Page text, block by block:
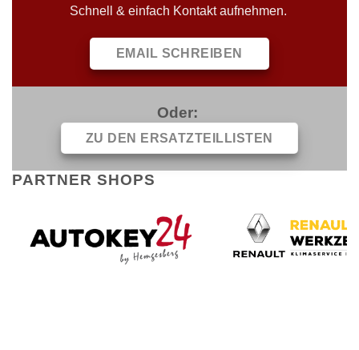
Schnell & einfach Kontakt aufnehmen.
EMAIL SCHREIBEN
Oder:
ZU DEN ERSATZTEILLISTEN
PARTNER SHOPS